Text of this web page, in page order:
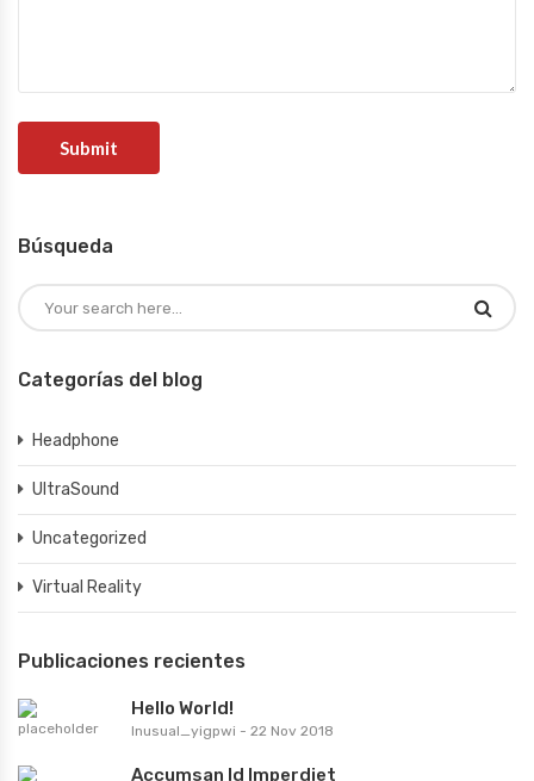
Búsqueda
Categorías del blog
Headphone
UltraSound
Uncategorized
Virtual Reality
Publicaciones recientes
Hello World!
Inusual_yigpwi - 22 Nov 2018
Accumsan Id Imperdiet